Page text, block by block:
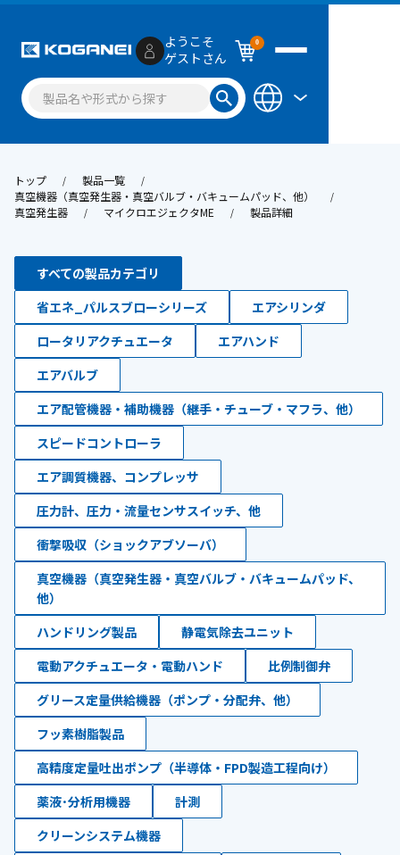
ようこそ
ゲストさん
0
トップ
製品一覧
真空機器（真空発生器・真空バルブ・バキュームパッド、他）
真空発生器
マイクロエジェクタME 製品詳細
すべての製品カテゴリ
省エネ_パルスブローシリーズ
エアシリンダ
ロータリアクチュエータ
エアハンド
エアバルブ
エア配管機器・補助機器（継手・チューブ・マフラ、他）
スピードコントローラ
エア調質機器、コンプレッサ
圧力計、圧力・流量センサスイッチ、他
衝撃吸収（ショックアブソーバ）
真空機器（真空発生器・真空バルブ・バキュームパッド、
他）
ハンドリング製品
静電気除去ユニット
電動アクチュエータ・電動ハンド
比例制御弁
グリース定量供給機器（ポンプ・分配弁、他）
フッ素樹脂製品
高精度定量吐出ポンプ（半導体・FPD製造工程向け）
薬液･分析用機器
計測
クリーンシステム機器